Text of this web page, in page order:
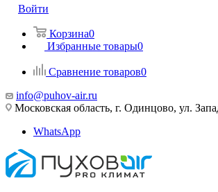
Войти
Корзина0
Избранные товары0
Сравнение товаров0
info@puhov-air.ru
Московская область, г. Одинцово, ул.
WhatsApp